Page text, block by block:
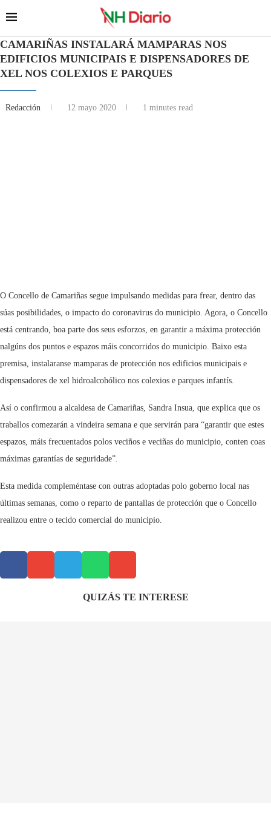
CAMARIÑAS INSTALARÁ MAMPARAS NOS
EDIFICIOS MUNICIPAIS E DISPENSADORES DE
XEL NOS COLEXIOS E PARQUES
Redacción 12 mayo 2020 1 minutes read
O Concello de Camariñas segue impulsando medidas para frear, dentro das
súas posibilidades, o impacto do coronavirus do municipio. Agora, o Concello
está centrando, boa parte dos seus esforzos, en garantir a máxima protección
nalgúns dos puntos e espazos máis concorridos do municipio. Baixo esta
premisa, instalaranse mamparas de protección nos edificios municipais e
dispensadores de xel hidroalcohólico nos colexios e parques infantís.
Así o confirmou a alcaldesa de Camariñas, Sandra Insua, que explica que os
traballos comezarán a vindeira semana e que servirán para “garantir que estes
espazos, máis frecuentados polos veciños e veciñas do municipio, conten coas
máximas garantías de seguridade”.
Esta medida compleméntase con outras adoptadas polo goberno local nas
últimas semanas, como o reparto de pantallas de protección que o Concello
realizou entre o tecido comercial do municipio.
QUIZÁS TE INTERESE